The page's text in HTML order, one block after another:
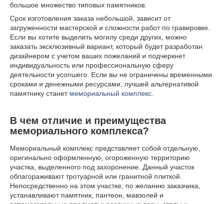
большое множество типовых памятников.
Срок изготовления заказа небольшой, зависит от
загруженности мастерской и сложности работ по гравировке.
Если вы хотите выделить могилу среди других, можно
заказать эксклюзивный вариант, который будет разработан
дизайнером с учетом ваших пожеланий и подчеркнет
индивидуальность или профессиональную сферу
деятельности усопшего. Если вы не ограничены временными
сроками и денежными ресурсами, лучшей альтернативой
памятнику станет мемориальный комплекс
В чем отличие и преимущества
мемориального комплекса?
Мемориальный комплекс представляет собой отдельную,
оригинально оформленную, огороженную территорию
участка, выделенного под захоронение. Данный участок
облагораживают тротуарной или гранитной плиткой.
Непосредственно на этом участке, по желанию заказчика,
устанавливают памятник, пантеон, мавзолей и